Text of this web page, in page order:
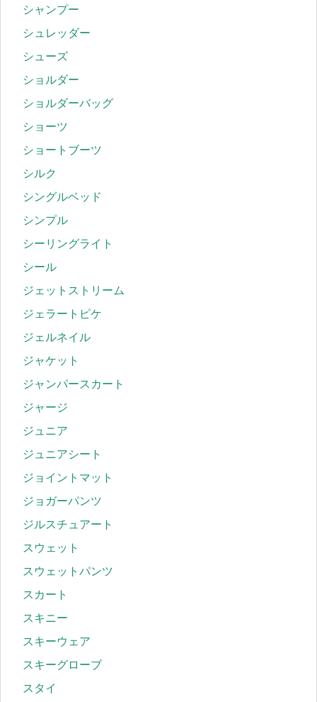
シャンプー
シュレッダー
シューズ
ショルダー
ショルダーバッグ
ショーツ
ショートブーツ
シルク
シングルベッド
シンプル
シーリングライト
シール
ジェットストリーム
ジェラートピケ
ジェルネイル
ジャケット
ジャンパースカート
ジャージ
ジュニア
ジュニアシート
ジョイントマット
ジョガーパンツ
ジルスチュアート
スウェット
スウェットパンツ
スカート
スキニー
スキーウェア
スキーグローブ
スタイ